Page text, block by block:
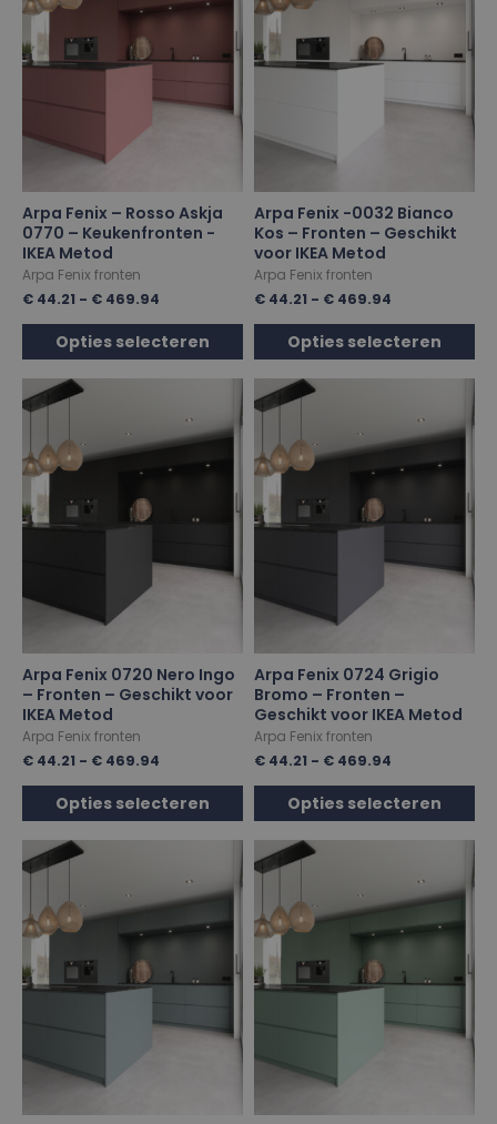
Arpa Fenix – Rosso Askja
0770 – Keukenfronten -
IKEA Metod
Arpa Fenix fronten
€ 44.21 - € 469.94
Opties selecteren
Arpa Fenix -0032 Bianco
Kos – Fronten – Geschikt
voor IKEA Metod
Arpa Fenix fronten
€ 44.21 - € 469.94
Opties selecteren
Arpa Fenix 0720 Nero Ingo
– Fronten – Geschikt voor
IKEA Metod
Arpa Fenix fronten
€ 44.21 - € 469.94
Opties selecteren
Arpa Fenix 0724 Grigio
Bromo – Fronten –
Geschikt voor IKEA Metod
Arpa Fenix fronten
€ 44.21 - € 469.94
Opties selecteren